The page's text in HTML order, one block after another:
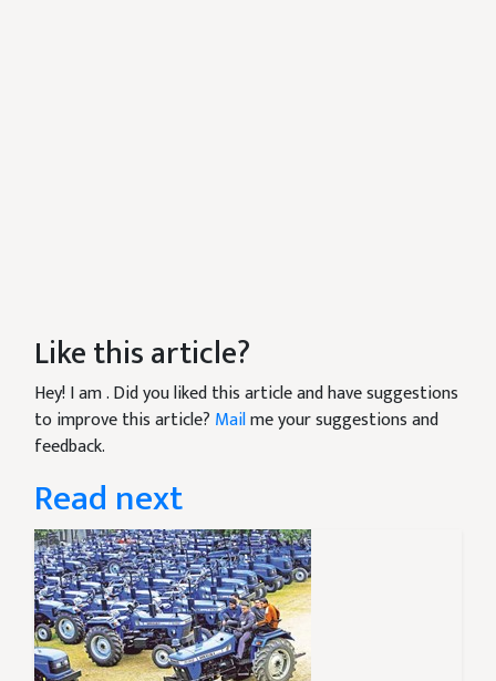
Like this article?
Hey! I am. Did you liked this article and have suggestions
to improve this article? Mailme your suggestions and
feedback.
Read next